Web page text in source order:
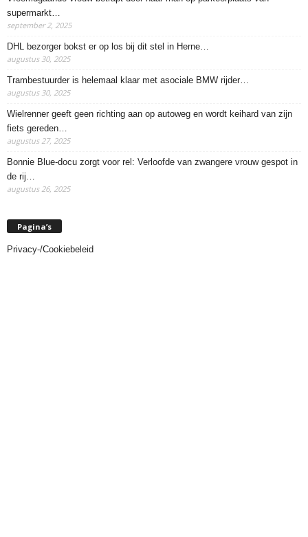
supermarkt…
september 2, 2025
DHL bezorger bokst er op los bij dit stel in Herne…
augustus 30, 2025
Trambestuurder is helemaal klaar met asociale BMW rijder…
augustus 30, 2025
Wielrenner geeft geen richting aan op autoweg en wordt keihard van zijn
fiets gereden…
augustus 27, 2025
Bonnie Blue-docu zorgt voor rel: Verloofde van zwangere vrouw gespot in
de rij…
augustus 26, 2025
Pagina’s
Privacy-/Cookiebeleid